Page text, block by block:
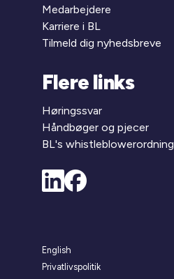
Medarbejdere
Karriere i BL
Tilmeld dig nyhedsbreve
Flere links
Høringssvar
Håndbøger og pjecer
BL's whistleblowerordning
English
Privatlivspolitik